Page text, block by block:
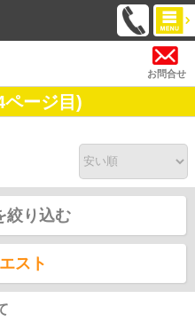
お問合せ
ージ目)
絞り込む
スト